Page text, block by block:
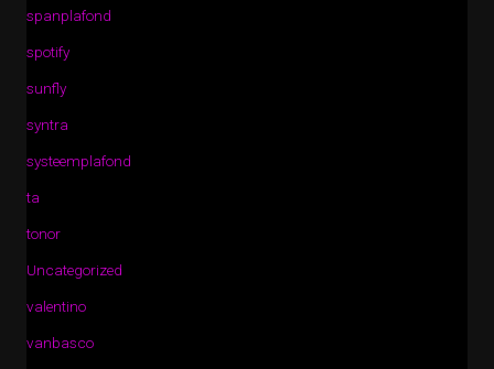
spanplafond
spotify
sunfly
syntra
systeemplafond
ta
tonor
Uncategorized
valentino
vanbasco